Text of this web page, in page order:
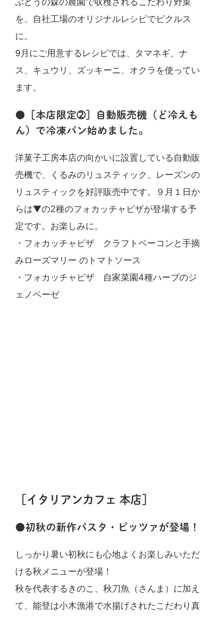
を、自社工場のオリジナルレシピでピクルス
に。
9月にご用意するレシピでは、タマネギ、ナ
ス、キュウリ、ズッキーニ、オクラを使ってい
ます。
●［本店限定➁］自動販売機（ど冷えも
ん）で冷凍パン始めました。
洋菓子工房本店の向かいに設置している自動販
売機で、くるみのリュスティック、レーズンの
リュスティックを好評販売中です。９月１日か
らは▼の2種のフォカッチャピザが登場する予
定です。お楽しみに。
・フォカッチャピザ クラフトベーコンと手摘
みローズマリー のトマトソース
・フォカッチャピザ 自家菜園4種ハーブのジ
ェノベーゼ
［イタリアンカフェ 本店］
●初秋の新作パスタ・ピッツァが登場！
しっかり暑い初秋にも心地よくお楽しみいただ
ける秋メニューが登場！
秋を代表するきのこ、秋刀魚（さんま）に加え
て、能登は小木漁港で水揚げされたこだわり真